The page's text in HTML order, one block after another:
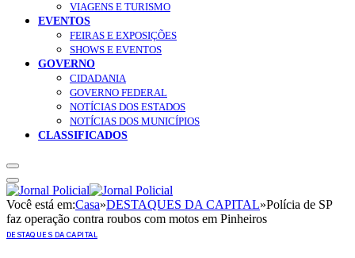
VIAGENS E TURISMO
EVENTOS
FEIRAS E EXPOSIÇÕES
SHOWS E EVENTOS
GOVERNO
CIDADANIA
GOVERNO FEDERAL
NOTÍCIAS DOS ESTADOS
NOTÍCIAS DOS MUNICÍPIOS
CLASSIFICADOS
Você está em:Casa»DESTAQUES DA CAPITAL»Polícia de SP
faz operação contra roubos com motos em Pinheiros
DESTAQUES DA CAPITAL